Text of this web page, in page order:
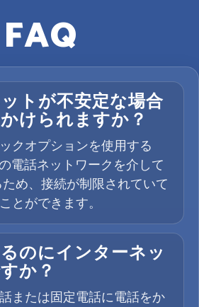
FAQ
トが不安定な場合
けられますか？
クオプションを使用する
電話ネットワークを介して
め、接続が制限されていて
とができます。
のにインターネッ
か？
または固定電話に電話をか